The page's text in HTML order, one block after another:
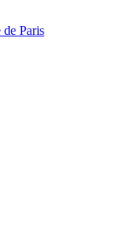
Paris